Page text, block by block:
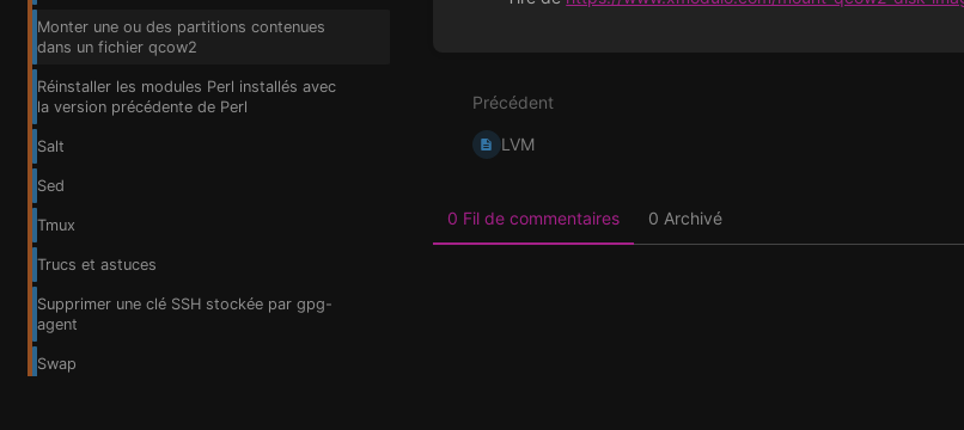
Monter une ou des partitions contenues
dans un fichier qcow2
Réinstaller les modules Perl installés avec
la version précédente de Perl
Salt
Sed
Tmux
Trucs et astuces
Supprimer une clé SSH stockée par gpg-
agent
Swap
de
sélection
de
Précédent
LVM
0 Fil de commentaires 0 Archivé